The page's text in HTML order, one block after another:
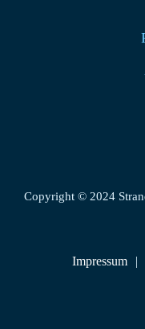
Copyright © 2024
Impressum